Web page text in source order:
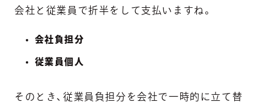
会社と従業員で折半をして支払いますね。
会社負担分
従業員個人
そのとき、従業員負担分を会社で一時的に立て替